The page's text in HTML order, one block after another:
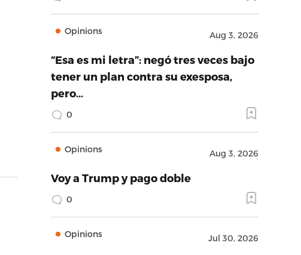
Opinions Aug 3, 2026
“Esa es mi letra”: negó tres veces bajo
tener un plan contra su exesposa,
pero…
0
Opinions Aug 3, 2026
Voy a Trump y pago doble
0
Opinions Jul 30, 2026